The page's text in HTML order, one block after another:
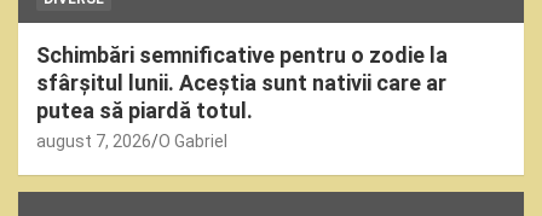
Schimbări semnificative pentru o zodie la
sfârșitul lunii. Aceștia sunt nativii care ar
putea să piardă totul.
august 7, 2026 O Gabriel